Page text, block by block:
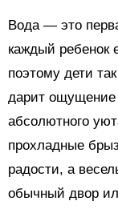
Вода — это
каждый ребенок
поэтому дети
дарит ощущение
абсолютного
прохладные
радости, а
обычный двор